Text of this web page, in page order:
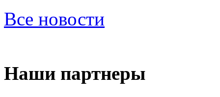
Все новости
Наши партнеры